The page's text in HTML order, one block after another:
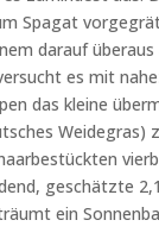
Spagat
darauf
es mit
das kleine
Weidegras)
geschätzte
ein